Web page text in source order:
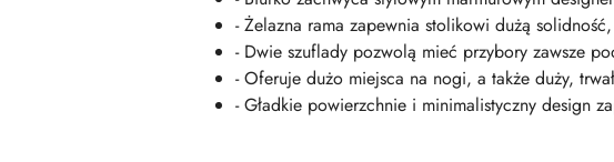
- Żelazna rama zapewnia stolikowi dużą
- Dwie szuflady pozwolą mieć przybory zawsze
- Oferuje dużo miejsca na nogi, a także duży,
- Gładkie powierzchnie i minimalistyczny design